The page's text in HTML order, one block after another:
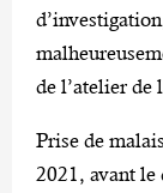
de l’atelier
Prise de
2021, avant le